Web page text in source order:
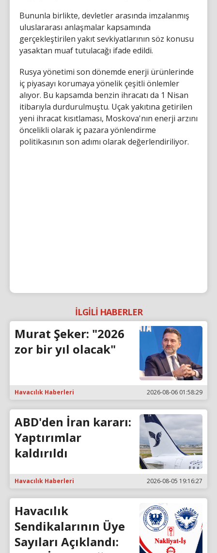
Bununla birlikte, devletler arasında imzalanmış
uluslararası anlaşmalar kapsamında
gerçekleştirilen yakıt sevkiyatlarının söz konusu
yasaktan muaf tutulacağı ifade edildi.
Rusya yönetimi son dönemde enerji ürünlerinde
iç piyasayı korumaya yönelik çeşitli önlemler
alıyor. Bu kapsamda benzin ihracatı da 1 Nisan
itibarıyla durdurulmuştu. Uçak yakıtına getirilen
yeni ihracat kısıtlaması, Moskova'nın enerji arzını
öncelikli olarak iç pazara yönlendirme
politikasının son adımı olarak değerlendiriliyor.
İLGİLİ HABERLER
Murat Şeker: "2026
zor bir yıl olacak"
Havacılık Haberleri 2026-08-06 01:58:29
ABD'den İran kararı:
Yaptırımlar
kaldırıldı
Havacılık Haberleri 2026-08-05 19:16:27
Havacılık
Sendikalarının Üye
Sayıları Açıklandı: